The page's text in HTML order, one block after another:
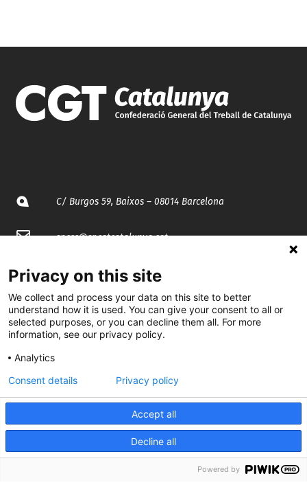
C/ Burgos 59, Baixos – 08014 Barcelona
spccc@spcgtcatalunya.cat
935 120 481
@CGTCatalunya
cgtcatalunya
CGTCatalunya
Desenvolupat per
Privacy on this site
We collect and process your data on this site to better
understand how it is used. You can give your consent to all or
selected purposes, or you can decline them all. For more
information, see our privacy policy.
Analytics
Accept all
Decline all
Consent details Privacy policy
Powered by